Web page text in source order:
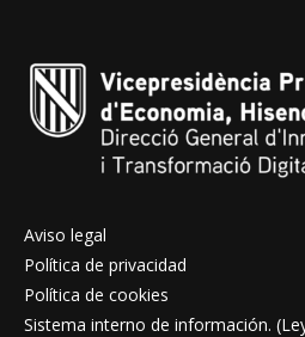
Aviso legal
Política de privacidad
Política de cookies
Sistema interno de información.